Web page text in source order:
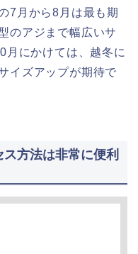
7月から8月は最も期
のアジまで幅広いサ
月にかけては、越冬に
イズアップが期待で
方法は非常に便利